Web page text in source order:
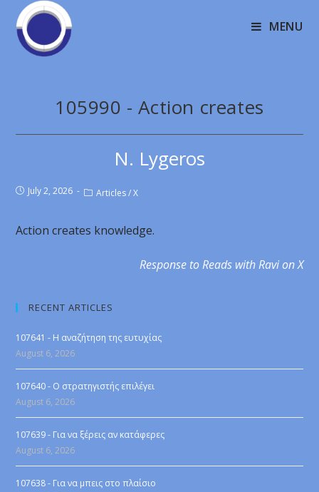
MENU
105990 - Action creates
N. Lygeros
July 2, 2026 Articles / X
Action creates knowledge.
Response to Reads with Ravi on X
RECENT ARTICLES
107641 - Η αναζήτηση της ευτυχίας
August 6, 2026
107640 - Ο στρατηγιστής επιλέγει
August 6, 2026
107639 - Για να ξέρεις αν κατάφερες
August 6, 2026
107638 - Για να μπεις στο πλαίσιο